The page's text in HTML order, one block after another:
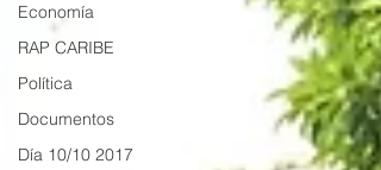
Economía
RAP CARIBE
Política
Documentos
Día 10/10 2017